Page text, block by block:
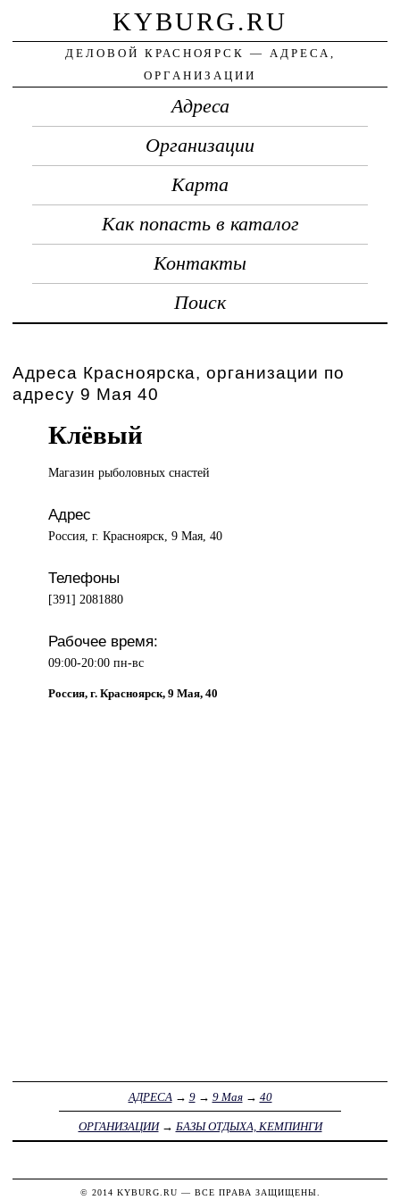
KYBURG.RU
ДЕЛОВОЙ КРАСНОЯРСК — АДРЕСА,
ОРГАНИЗАЦИИ
Адреса
Организации
Карта
Как попасть в каталог
Контакты
Поиск
Адреса Красноярска, организации по
адресу 9 Мая 40
Клёвый
Магазин рыболовныхснастей
Адрес
Россия, г. Красноярск, 9 Мая, 40
Телефоны
[391] 2081880
Рабочее время:
09:00-20:00 пн-вс
Россия, г. Красноярск, 9 Мая, 40
АДРЕСА → 9→ 9 Мая→ 40
ОРГАНИЗАЦИИ→ БАЗЫ ОТДЫХА, КЕМПИНГИ
© 2014 KYBURG.RU — ВСЕ ПРАВА ЗАЩИЩЕНЫ.